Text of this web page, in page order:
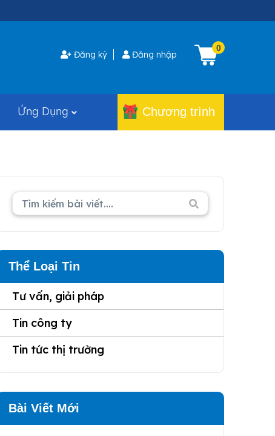
Đăng ký Đăng nhập
0
Ứng Dụng Chương trình
Thể Loại Tin
Tư vấn, giải pháp
Tin công ty
Tin tức thị trường
Bài Viết Mới